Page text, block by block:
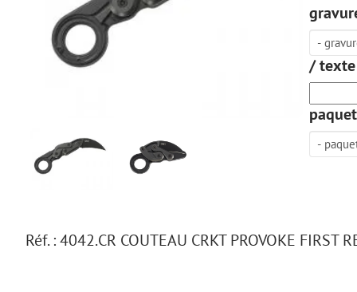
/ texte
Réf. : 4042.CR COUTEAU CRKT PROVOKE FIRST